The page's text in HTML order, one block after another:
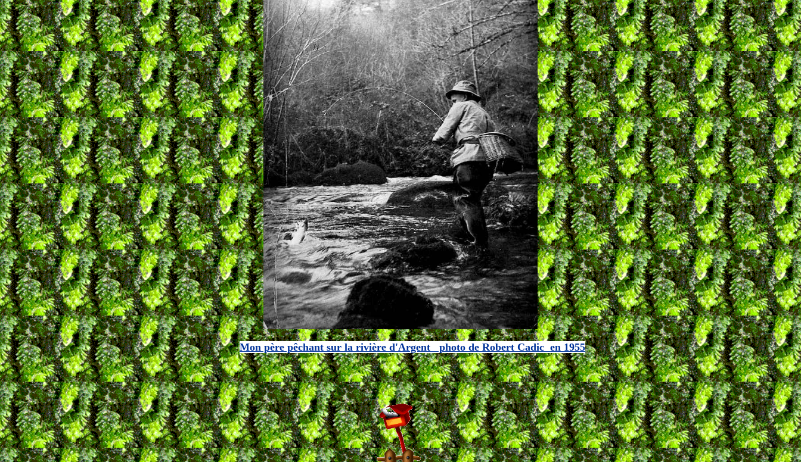
Mon père pêchant sur la rivière d'Argent photo de Robert Cadic en 1955